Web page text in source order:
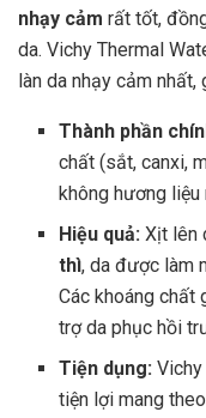
nhạy cảm rất tốt,
da. Vichy Thermal
làn da nhạy cảm
Thành phần
chất (sắt, canxi,
không hương liệu
Hiệu quả: Xịt lên
thì, da được làm
Các khoáng chất
trợ da phục hồi
Tiện dụng:
tiện lợi mang